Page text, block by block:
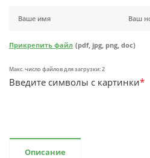
Прикрепить файл (pdf, jpg, png, doc)
Макс. число файлов для загрузки: 2
Введите символы с картинки*
Описание